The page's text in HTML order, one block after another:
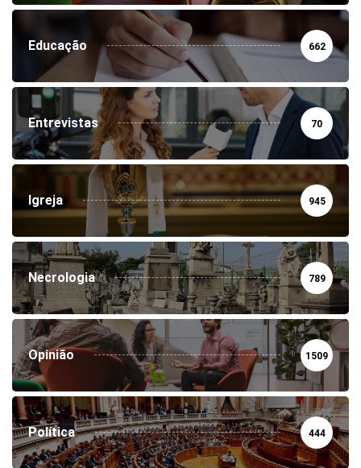
Educação 662
Entrevistas 70
Igreja 945
Necrologia 789
Opinião 1509
Política 444